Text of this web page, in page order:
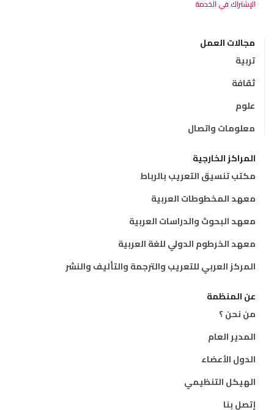
مجالات العمل
تربية
ثقافة
علوم
معلومات واتصال
المراكز الخارجية
مكتب تنسيق التعريب بالرباط
معهد المخطوطات العربية
معهد البحوث والدراسات العربية
معهد الخرطوم الدولي للغة العربية
المركز العربي للتعريب والترجمة والتأليف والنشر
عن المنظمة
من نحن ؟
المدير العام
الدول الأعضاء
الهيكل التنظيمي
إتصل بنا